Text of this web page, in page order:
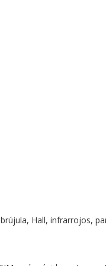
Hall, infrarrojos,